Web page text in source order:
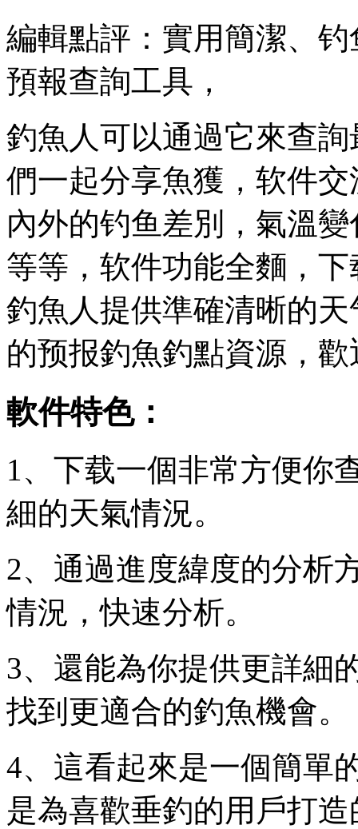
編輯點評：實用簡潔、
預報查詢工具，
釣魚人可以通過它來查
們一起分享魚獲，软件
內外的钓鱼差別，氣溫
等等，软件功能全麵，
釣魚人提供準確清晰的
的预报釣魚釣點資源，
軟件特色：
1、下载一個非常方便你
細的天氣情況。
2、通過進度緯度的分析
情況，快速分析。
3、還能為你提供更詳細
找到更適合的釣魚機會。
4、這看起來是一個簡單
是為喜歡垂釣的用戶打造